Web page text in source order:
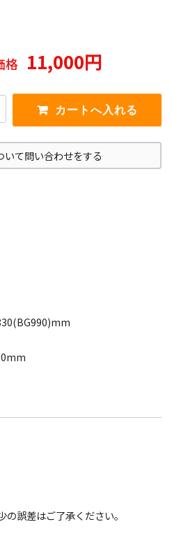
格 11,000円
いて問い合わせをする
の誤差はご了承ください。